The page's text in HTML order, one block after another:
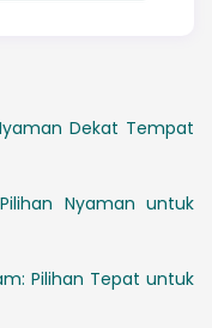
Dekat Tempat
Nyaman untuk
Pilihan Tepat untuk